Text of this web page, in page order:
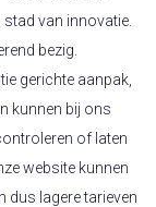
van innovatie.
bezig.
gerichte aanpak,
kunnen bij ons
of laten
website kunnen
dus lagere tarieven